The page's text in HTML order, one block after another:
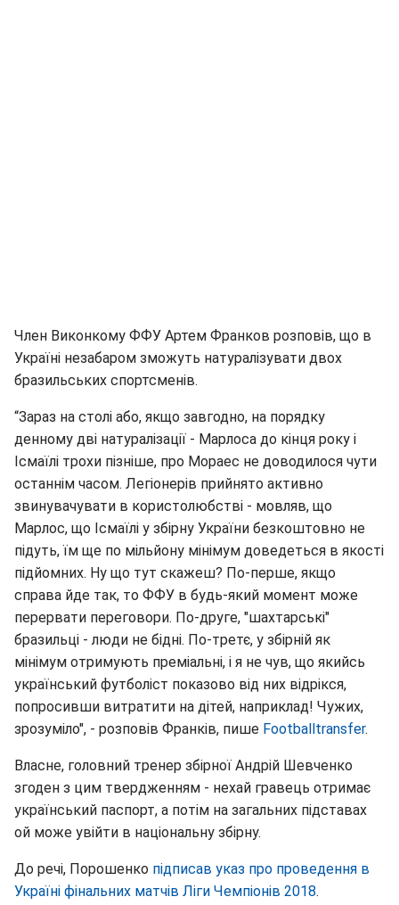
Член Виконкому ФФУ Артем Франков розповів, що в
Україні незабаром зможуть натуралізувати двох
бразильських спортсменів.
“Зараз на столі або, якщо завгодно, на порядку
денному дві натуралізації - Марлоса до кінця року і
Ісмаїлі трохи пізніше, про Мораес не доводилося чути
останнім часом. Легіонерів прийнято активно
звинувачувати в користолюбстві - мовляв, що
Марлос, що Ісмаїлі у збірну України безкоштовно не
підуть, їм ще по мільйону мінімум доведеться в якості
підйомних. Ну що тут скажеш? По-перше, якщо
справа йде так, то ФФУ в будь-який момент може
перервати переговори. По-друге, "шахтарські"
бразильці - люди не бідні. По-третє, у збірній як
мінімум отримують преміальні, і я не чув, що якийсь
український футболіст показово від них відрікся,
попросивши витратити на дітей, наприклад! Чужих,
зрозуміло", - розповів Франків, пише Footballtransfer.
Власне, головний тренер збірної Андрій Шевченко
згоден з цим твердженням - нехай гравець отримає
український паспорт, а потім на загальних підставах
ой може увійти в національну збірну.
До речі, Порошенко підписав указ про проведення в
Україні фінальних матчів Ліги Чемпіонів 2018.